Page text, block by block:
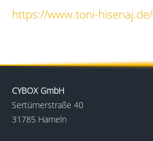
https://www.toni-hisenaj.de/
CYBOX GmbH
Sertürnerstraße 40
31785 Hameln